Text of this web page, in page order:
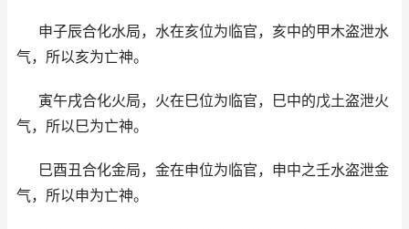
申子辰合化水局，水在亥位为临官，亥中的甲木盗泄水
气，所以亥为亡神。
寅午戌合化火局，火在巳位为临官，巳中的戊土盗泄火
气，所以巳为亡神。
巳酉丑合化金局，金在申位为临官，申中之壬水盗泄金
气，所以申为亡神。